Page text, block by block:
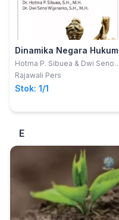
Dinamika Negara Hukum
Hotma P. Sibuea & Dwi Seno
Wijanarko
Rajawali Pers
Stok: 1/1
E